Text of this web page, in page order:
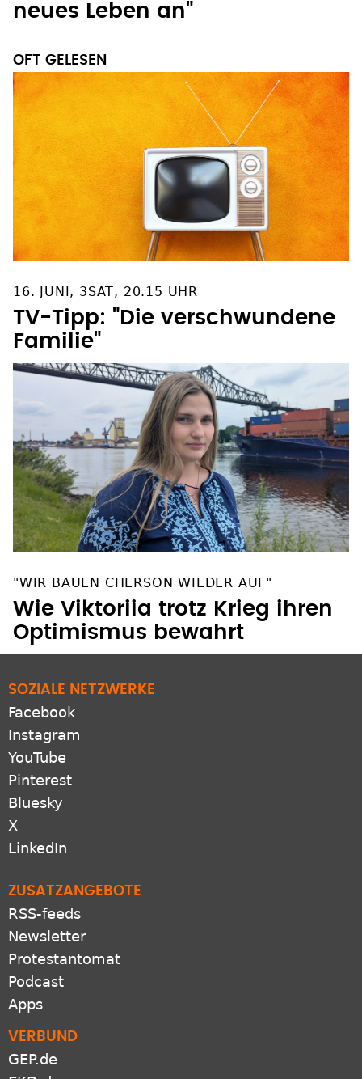
neues Leben an"
OFT GELESEN
16. JUNI, 3SAT, 20.15 UHR
TV-Tipp: "Die verschwundene
Familie"
"WIR BAUEN CHERSON WIEDER AUF"
Wie Viktoriia trotz Krieg ihren
Optimismus bewahrt
SOZIALE NETZWERKE
Facebook
Instagram
YouTube
Pinterest
Bluesky
X
LinkedIn
ZUSATZANGEBOTE
RSS-feeds
Newsletter
Protestantomat
Podcast
Apps
VERBUND
GEP.de